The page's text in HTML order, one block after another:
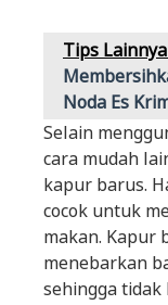
Tips
Noda Es
Selain
cara mudah
kapur barus.
cocok untuk
makan. Kapur
menebarkan
sehingga